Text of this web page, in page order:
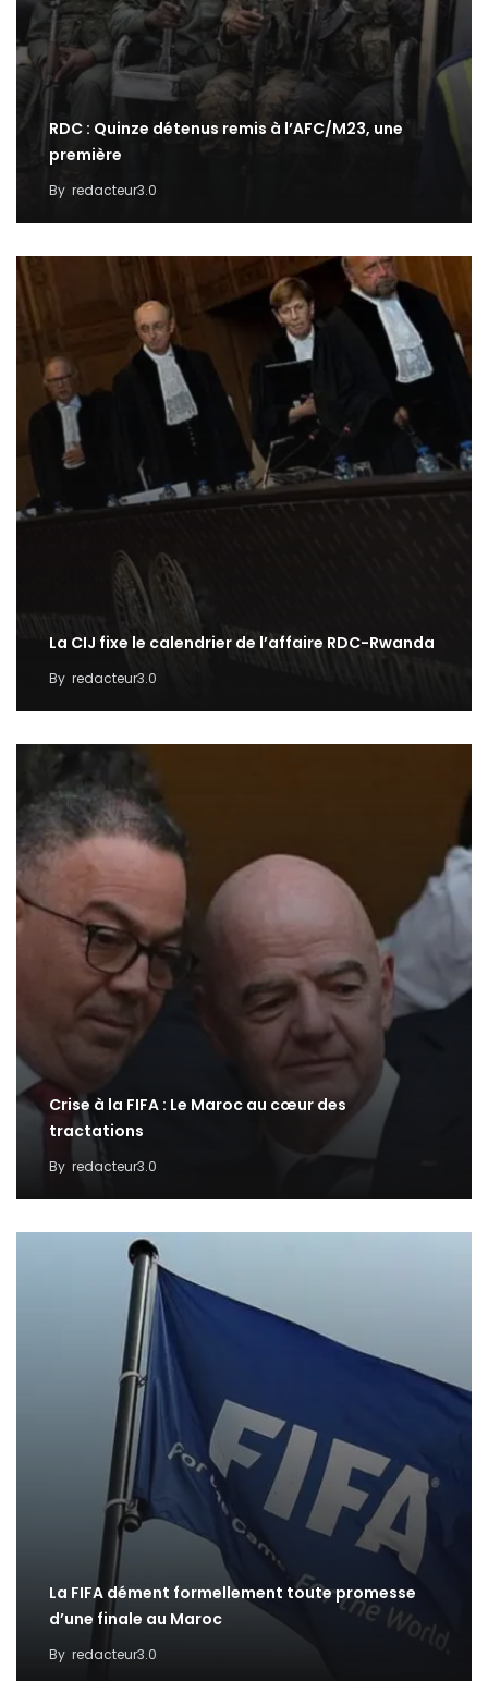
RDC : Quinze détenus remis à l’AFC/M23, une
première
By redacteur3.0
La CIJ fixe le calendrier de l’affaire RDC-Rwanda
By redacteur3.0
Crise à la FIFA : Le Maroc au cœur des
tractations
By redacteur3.0
La FIFA dément formellement toute promesse
d’une finale au Maroc
By redacteur3.0